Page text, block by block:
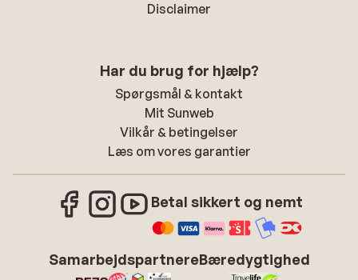
Disclaimer
Har du brug for hjælp?
Spørgsmål & kontakt
Mit Sunweb
Vilkår & betingelser
Læs om vores garantier
Betal sikkert og nemt
SamarbejdspartnereBæredygtighed